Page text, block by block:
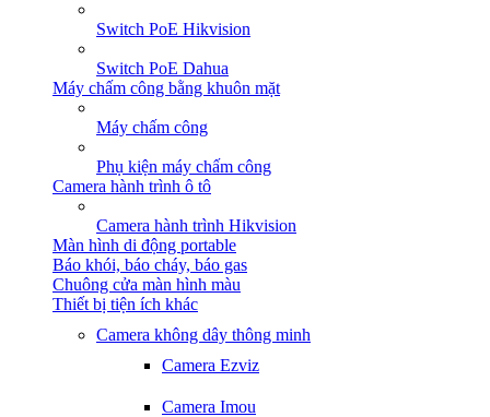
Switch PoE Hikvision
Switch PoE Dahua
Máy chấm công bằng khuôn mặt
Máy chấm công
Phụ kiện máy chấm công
Camera hành trình ô tô
Camera hành trình Hikvision
Màn hình di động portable
Báo khói, báo cháy, báo gas
Chuông cửa màn hình màu
Thiết bị tiện ích khác
Camera không dây thông minh
Camera Ezviz
Camera Imou